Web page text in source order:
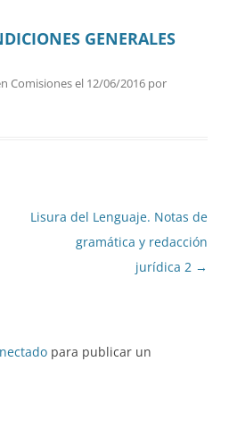
GENERALES
Comisionesel 12/06/2016 por
Lisura del Lenguaje. Notas de
gramática y redacción
jurídica 2 →
para publicar un